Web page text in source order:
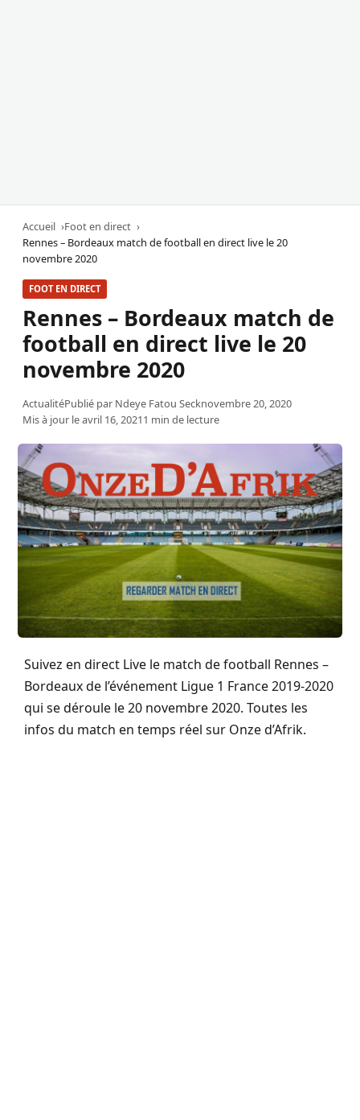
Accueil
Foot en direct
Rennes – Bordeaux match de football en direct live le 20
novembre 2020
FOOT EN DIRECT
Rennes – Bordeaux match de
football en direct live le 20
novembre 2020
ActualitéPublié par Ndeye Fatou Secknovembre 20, 2020
Mis à jour le avril 16, 20211 min de lecture
Suivez en direct Live le match de football Rennes –
Bordeaux de l’événement Ligue 1 France 2019-2020
qui se déroule le 20 novembre 2020. Toutes les
infos du match en temps réel sur Onze d’Afrik.